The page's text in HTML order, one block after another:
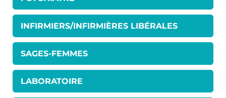
INFIRMIERS/INFIRMIÈRES LIBÉRALES
SAGES-FEMMES
LABORATOIRE